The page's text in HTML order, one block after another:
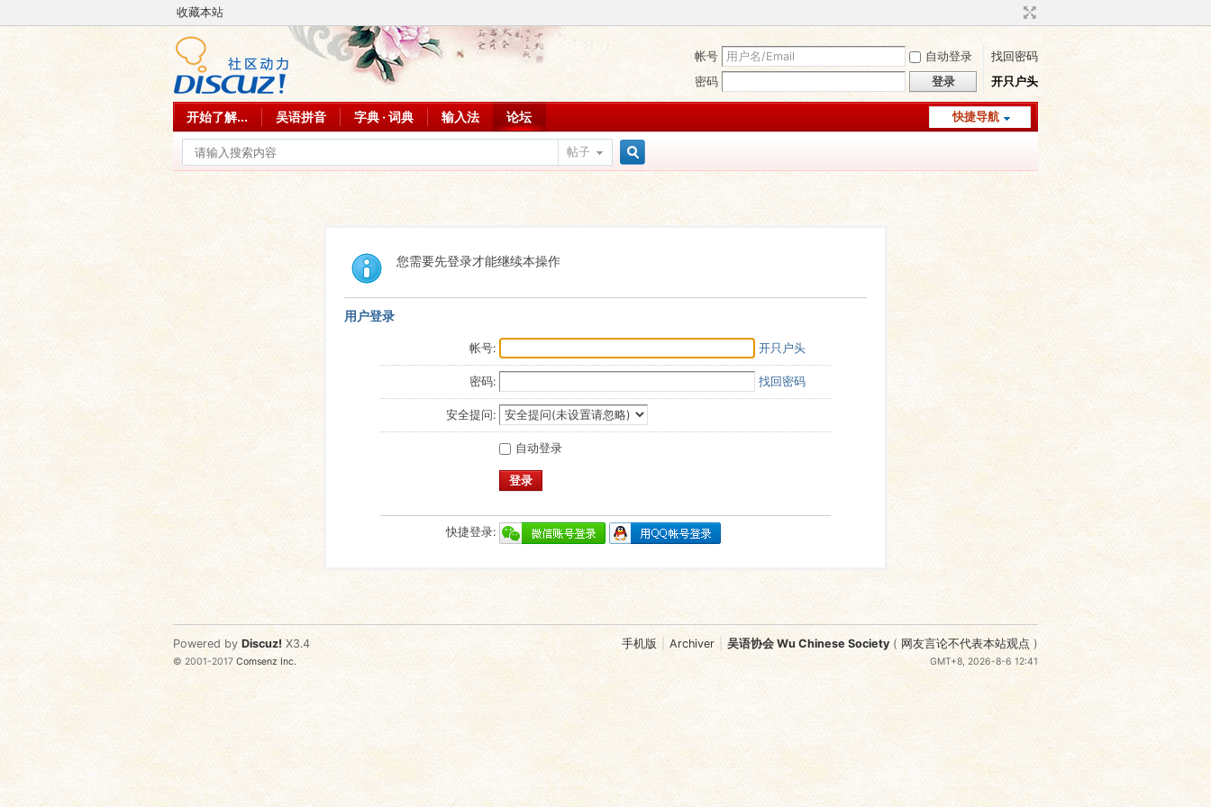
收藏本站
帐号 自动登录
找回密码
密码
登录 开只户头
快捷导航
开始了解... 吴语拼音 字典 · 词典 输入法 论坛
帖子
您需要先登录才能继续本操作
用户登录
帐号: 开只户头
密码: 找回密码
安全提问:
自动登录
登录
快捷登录:
手机版 Archiver 吴语协会 Wu Chinese Society ( 网友言论不代表本站观点 )
GMT+8, 2026-8-6 12:41
Powered by Discuz! X3.4
© 2001-2017Comsenz Inc.